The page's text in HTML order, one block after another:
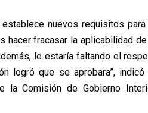
nuevos requisitos
hacer fracasar la aplicabilidad
le estaría faltando el
logró que se aprobara”, indicó
la Comisión de Gobierno